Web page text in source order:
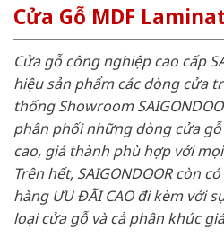
Cửa Gỗ MDF
Cửa gỗ công nghiệp cao cấp
hiệu sản phẩm các dòng cửa
thống Showroom
phân phối những dòng cửa
cao, giá thành phù hợp với
Trên hết, SAIGONDOOR còn
hàng ƯU ĐÃI CAO đi kèm với
loại cửa gỗ và cả phân khúc